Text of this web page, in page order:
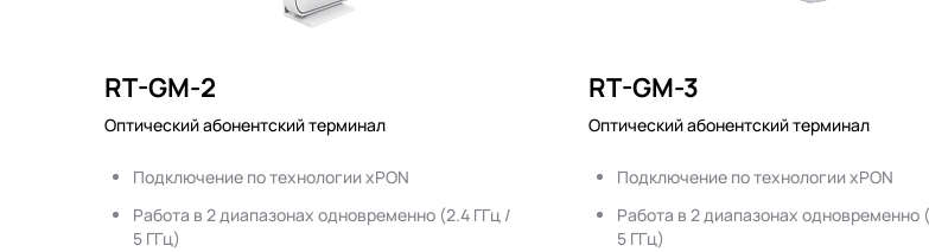
RT-GM-2
Оптический абонентский терминал
Подключение по технологии xPON
Работа в 2 диапазонах одновременно (2.4 ГГц /
5 ГГц)
RT-GM-3
Оптический абонентский терминал
Подключение по технологии xPON
Работа в 2 диапазонах одновременно
5 ГГц)